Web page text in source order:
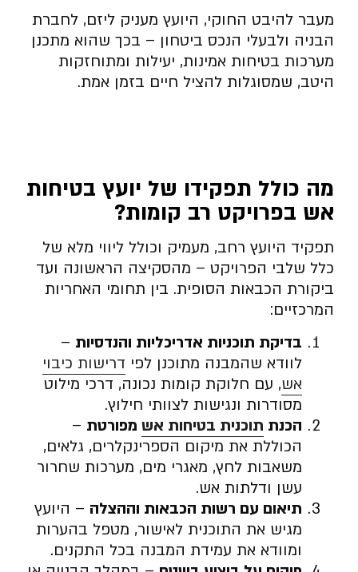
מעבר להיבט החוקי, היועץ מעניק ליזם, לחברת
הבניה ולבעלי הנכס ביטחון – בכך שהוא מתכנן
מערכות בטיחות אמינות, יעילות ומתוחזקות
היטב, שמסוגלות להציל חיים בזמן אמת.
מה כולל תפקידו של יועץ בטיחות
אש בפרויקט רב קומות?
תפקיד היועץ רחב, מעמיק וכולל ליווי מלא של
כלל שלבי הפרויקט – מהסקיצה הראשונה ועד
ביקורת הכבאות הסופית. בין תחומי האחריות
המרכזיים:
בדיקת תוכניות אדריכליות והנדסיות –
לוודא שהמבנה מתוכנן לפי דרישות כיבוי
אש, עם חלוקת קומות נכונה, דרכי מילוט
מסודרות ונגישות לצוותי חילוץ.
הכנת תוכנית בטיחות אש מפורטת –
הכוללת את מיקום הספרינקלרים, גלאים,
משאבות לחץ, מאגרי מים, מערכות שחרור
עשן ודלתות אש.
תיאום עם רשות הכבאות וההצלה – היועץ
מגיש את התוכנית לאישור, מטפל בהערות
ומוודא את עמידת המבנה בכל התקנים.